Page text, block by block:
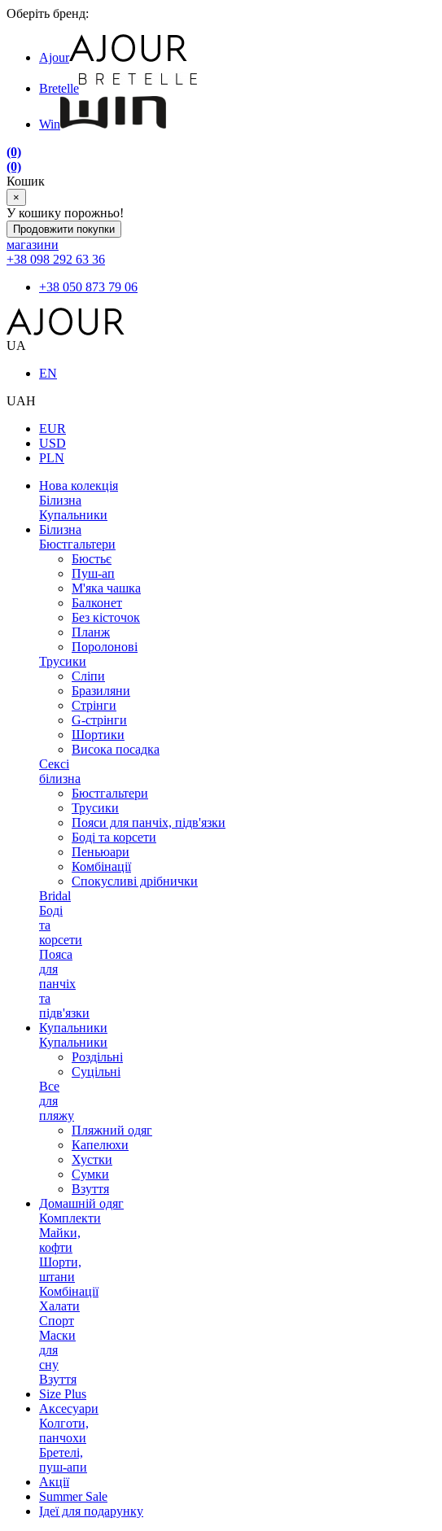
Оберіть бренд:
Ajour
Bretelle
Win
(0)
(0)
Кошик
×
У кошику порожньо!
Продовжити покупки
магазини
+38 098 292 63 36
+38 050 873 79 06
UA
EN
UAH
EUR
USD
PLN
Нова колекція
Білизна
Купальники
Білизна
Бюстгальтери
Бюстьє
Пуш-ап
М'яка чашка
Балконет
Без кісточок
Планж
Поролонові
Трусики
Сліпи
Бразиляни
Стрінги
G-стрінги
Шортики
Висока посадка
Сексі
білизна
Бюстгальтери
Трусики
Пояси для панчіх, підв'язки
Боді та корсети
Пеньюари
Комбінації
Спокусливі дрібнички
Bridal
Боді
та
корсети
Пояса
для
панчіх
та
підв'язки
Купальники
Купальники
Роздільні
Суцільні
Все
для
пляжу
Пляжний одяг
Капелюхи
Хустки
Сумки
Взуття
Домашній одяг
Комплекти
Майки,
кофти
Шорти,
штани
Комбінації
Халати
Спорт
Маски
для
сну
Взуття
Size Plus
Аксесуари
Колготи,
панчохи
Бретелі,
пуш-апи
Акції
Summer Sale
Ідеї для подарунку